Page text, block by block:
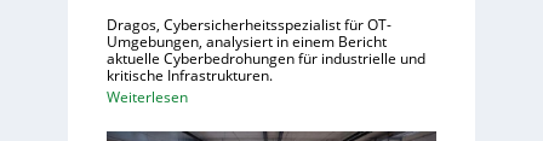
r
Z
e
t
r
n
,
S
c
Dragos, Cybersicherheitsspezialist für OT-
Umgebungen, analysiert in einem Bericht
aktuelle Cyberbedrohungen für industrielle und
kritische Infrastrukturen.
Weiterlesen: